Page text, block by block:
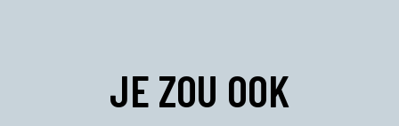
JE ZOU OOK